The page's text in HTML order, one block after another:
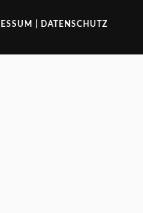
DATENSCHUTZ